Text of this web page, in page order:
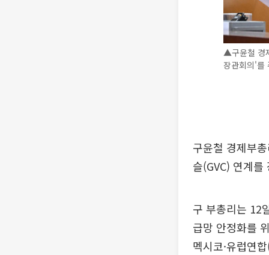
▲구윤철 경
장관회의'를
구윤철 경제부
슬(GVC) 연계
구 부총리는 12
급망 안정화를
멕시코·유럽연